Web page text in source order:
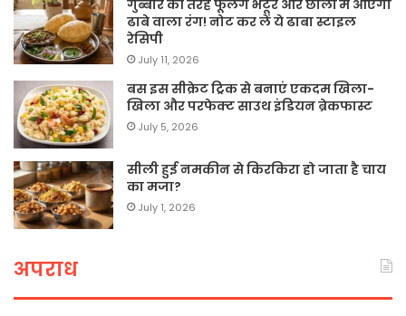
गुब्बारे की तरह फूलेंगे भटूरे और छोलों में आएगा
ढाबे वाला रंग! नोट कर लें ये ढाबा स्टाइल
रेसिपी
July 11, 2026
बस इस सीक्रेट ट्रिक से बनाएं एकदम खिला-
खिला और परफेक्ट साउथ इंडियन ब्रेकफास्ट
July 5, 2026
सीली हुई नमकीन से किरकिरा हो जाता है चाय
का मजा?
July 1, 2026
अपराध